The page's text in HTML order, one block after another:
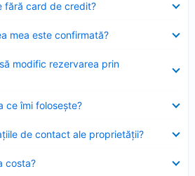
fără card de credit?
mea este confirmată?
modific rezervarea prin
ce îmi foloseşte?
de contact ale proprietății?
costa?